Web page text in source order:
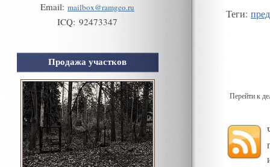
Email: mailbox@ramgeo.ru
ICQ: 92473347
Продажа участков
Теги:
Перейти к